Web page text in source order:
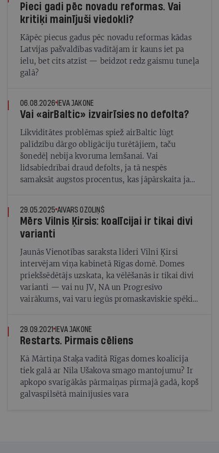
Pieci gadi pēc novadu reformas. Vai
kritiķi mainījuši viedokli?
Kāpēc piecus gadus pēc novadu reformas kādas
Latvijas pašvaldības vadītājam ir kauns iet pa
ielu, bet cits atzīst — beidzot redz gaismu tuneļa
galā?
06.08.2026 IEVA JAKONE
Vai «airBaltic» izvairīsies no defolta?
Likviditātes problēmas spiež airBaltic lūgt
palīdzību dārgo obligāciju turētājiem, taču
šonedēļ nebija kvoruma lemšanai. Vai
lidsabiedrībai draud defolts, ja tā nespēs
samaksāt augstos procentus, kas jāpārskaita jau
29.05.2025 AIVARS OZOLIŅŠ
Mērs Vilnis Ķirsis: koalīcijai ir tikai divi
varianti
Jaunās Vienotības saraksta līderi Vilni Ķirsi
intervējam viņa kabinetā Rīgas domē. Domes
priekšsēdētājs uzskata, ka vēlēšanās ir tikai divi
varianti — vai nu JV, NA un Progresīvo
vairākums, vai varu iegūs promaskaviskie spēki
29.09.2021 IEVA JAKONE
Restarts. Pirmais cēliens
Kā Mārtiņa Staķa vadītā Rīgas domes koalīcija
tiek galā ar Nila Ušakova smago mantojumu? Ir
apkopo svarīgākās pārmaiņas pirmajā gadā, kopš
galvaspilsētā mainījusies vara